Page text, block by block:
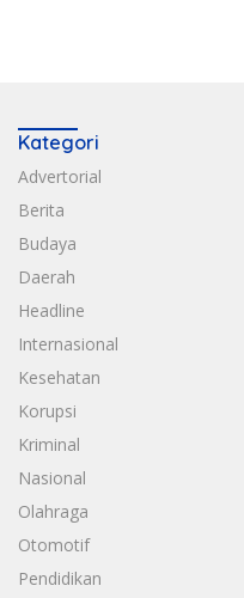
Kategori
Advertorial
Berita
Budaya
Daerah
Headline
Internasional
Kesehatan
Korupsi
Kriminal
Nasional
Olahraga
Otomotif
Pendidikan